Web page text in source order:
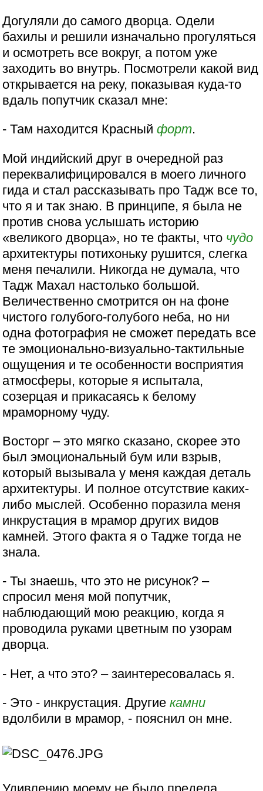
Догуляли до самого дворца. Одели
бахилы и решили изначально прогуляться
и осмотреть все вокруг, а потом уже
заходить во внутрь. Посмотрели какой вид
открывается на реку, показывая куда-то
вдаль попутчик сказал мне:
- Там находится Красныйфорт.
Мой индийский друг в очередной раз
переквалифицировался в моего личного
гида и стал рассказывать про Тадж все то,
что я и так знаю. В принципе, я была не
против снова услышать историю
«великого дворца», но те факты, что чудо
архитектуры потихоньку рушится, слегка
меня печалили. Никогда не думала, что
Тадж Махал настолько большой.
Величественно смотрится он на фоне
чистого голубого-голубого неба, но ни
одна фотография не сможет передать все
те эмоционально-визуально-тактильные
ощущения и те особенности восприятия
атмосферы, которые я испытала,
созерцая и прикасаясь к белому
мраморному чуду.
Восторг – это мягко сказано, скорее это
был эмоциональный бум или взрыв,
который вызывала у меня каждая деталь
архитектуры. И полное отсутствие каких-
либо мыслей. Особенно поразила меня
инкрустация в мрамор других видов
камней. Этого факта я о Тадже тогда не
знала.
- Ты знаешь, что это не рисунок? –
спросил меня мой попутчик,
наблюдающий мою реакцию, когда я
проводила руками цветным по узорам
дворца.
- Нет, а что это? – заинтересовалась я.
- Это - инкрустация. Другиекамни
вдолбили в мрамор, - пояснил он мне.